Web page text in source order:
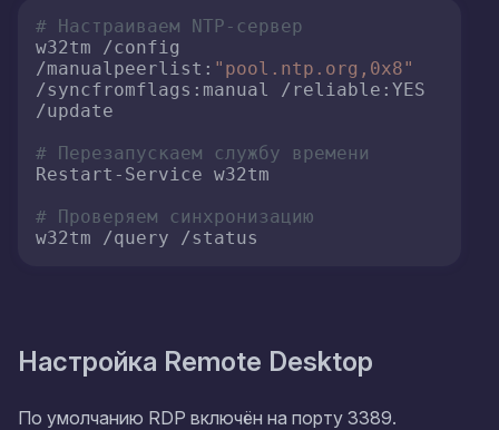
# Настраиваем NTP-сервер
w32tm /config
/manualpeerlist: "pool.ntp.org,0x8"
/syncfromflags:manual /reliable:YES
/update
# Перезапускаем службу времени
Restart-Service w32tm
# Проверяем синхронизацию
w32tm /query /status
Настройка Remote Desktop
По умолчанию RDP включён на порту 3389.